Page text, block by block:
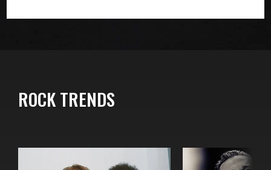
ROCK TRENDS